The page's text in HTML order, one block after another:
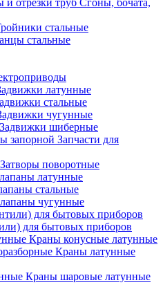
Сгоны, бочата,
стальные
стальные
латунные
стальные
чугунные
Задвижки шиберные
Запчасти для
Затворы поворотные
латунные
стальные
чугунные
для бытовых приборов
Краны конусные латунные
Краны латунные
Краны шаровые латунные